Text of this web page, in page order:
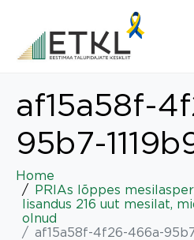
af15a58f-
95b7-
Home
PRIAs lõppes
lisandus 216 uut mesilat,
olnud
af15a58f-4f26-466a-